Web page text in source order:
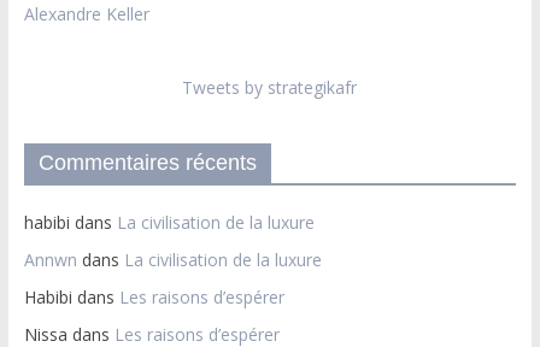
Alexandre Keller
Tweets by strategikafr
Commentaires récents
habibi dans La civilisation de la luxure
Annwn dans La civilisation de la luxure
Habibi dans Les raisons d’espérer
Nissa dans Les raisons d’espérer